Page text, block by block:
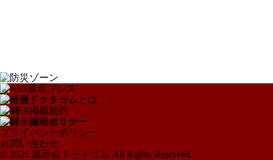
展示会ドットコムとは
取材・掲載規約
取材・掲載ポリシー
プライバシーポリシー
お問い合わせ
© 2025 展示会ドットコム All Rights Reserved.